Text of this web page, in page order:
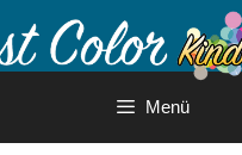
Menü